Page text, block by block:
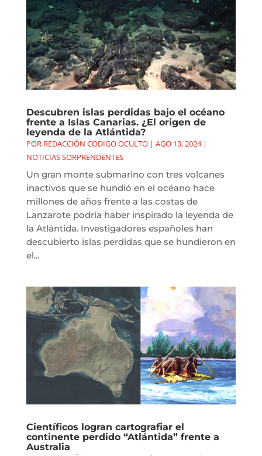
Descubren islas perdidas bajo el océano
frente a Islas Canarias. ¿El origen de
leyenda de la Atlántida?
POR REDACCIÓN CODIGO OCULTO| AGO 13, 2024|
NOTICIAS SORPRENDENTES
Un gran monte submarino con tres volcanes
inactivos que se hundió en el océano hace
millones de años frente a las costas de
Lanzarote podría haber inspirado la leyenda de
la Atlántida. Investigadores españoles han
descubierto islas perdidas que se hundieron en
el...
Científicos logran cartografiar el
continente perdido “Atlántida” frente a
Australia